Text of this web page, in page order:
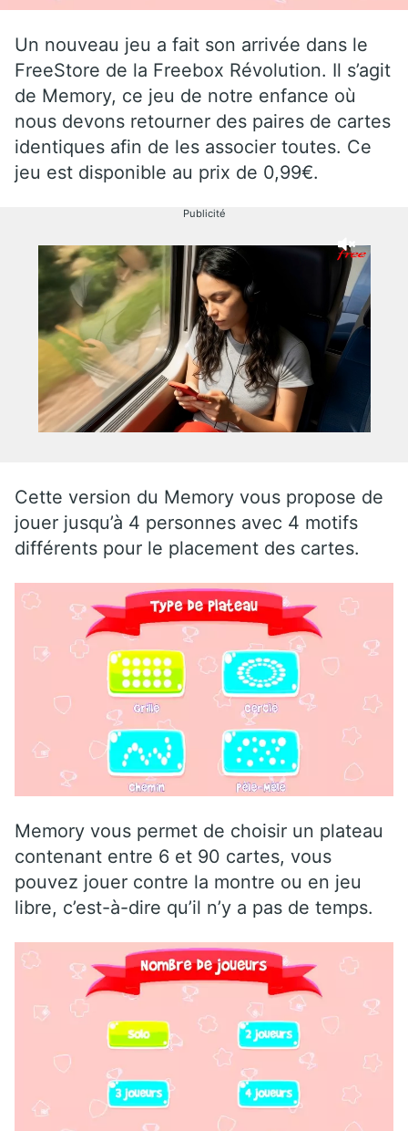
Un nouveau jeu a fait son arrivée dans le
FreeStore de la Freebox Révolution. Il s’agit
de Memory, ce jeu de notre enfance où
nous devons retourner des paires de cartes
identiques afin de les associer toutes. Ce
jeu est disponible au prix de 0,99€.
Publicité
Cette version du Memory vous propose de
jouer jusqu’à 4 personnes avec 4 motifs
différents pour le placement des cartes.
Memory vous permet de choisir un plateau
contenant entre 6 et 90 cartes, vous
pouvez jouer contre la montre ou en jeu
libre, c’est-à-dire qu’il n’y a pas de temps.